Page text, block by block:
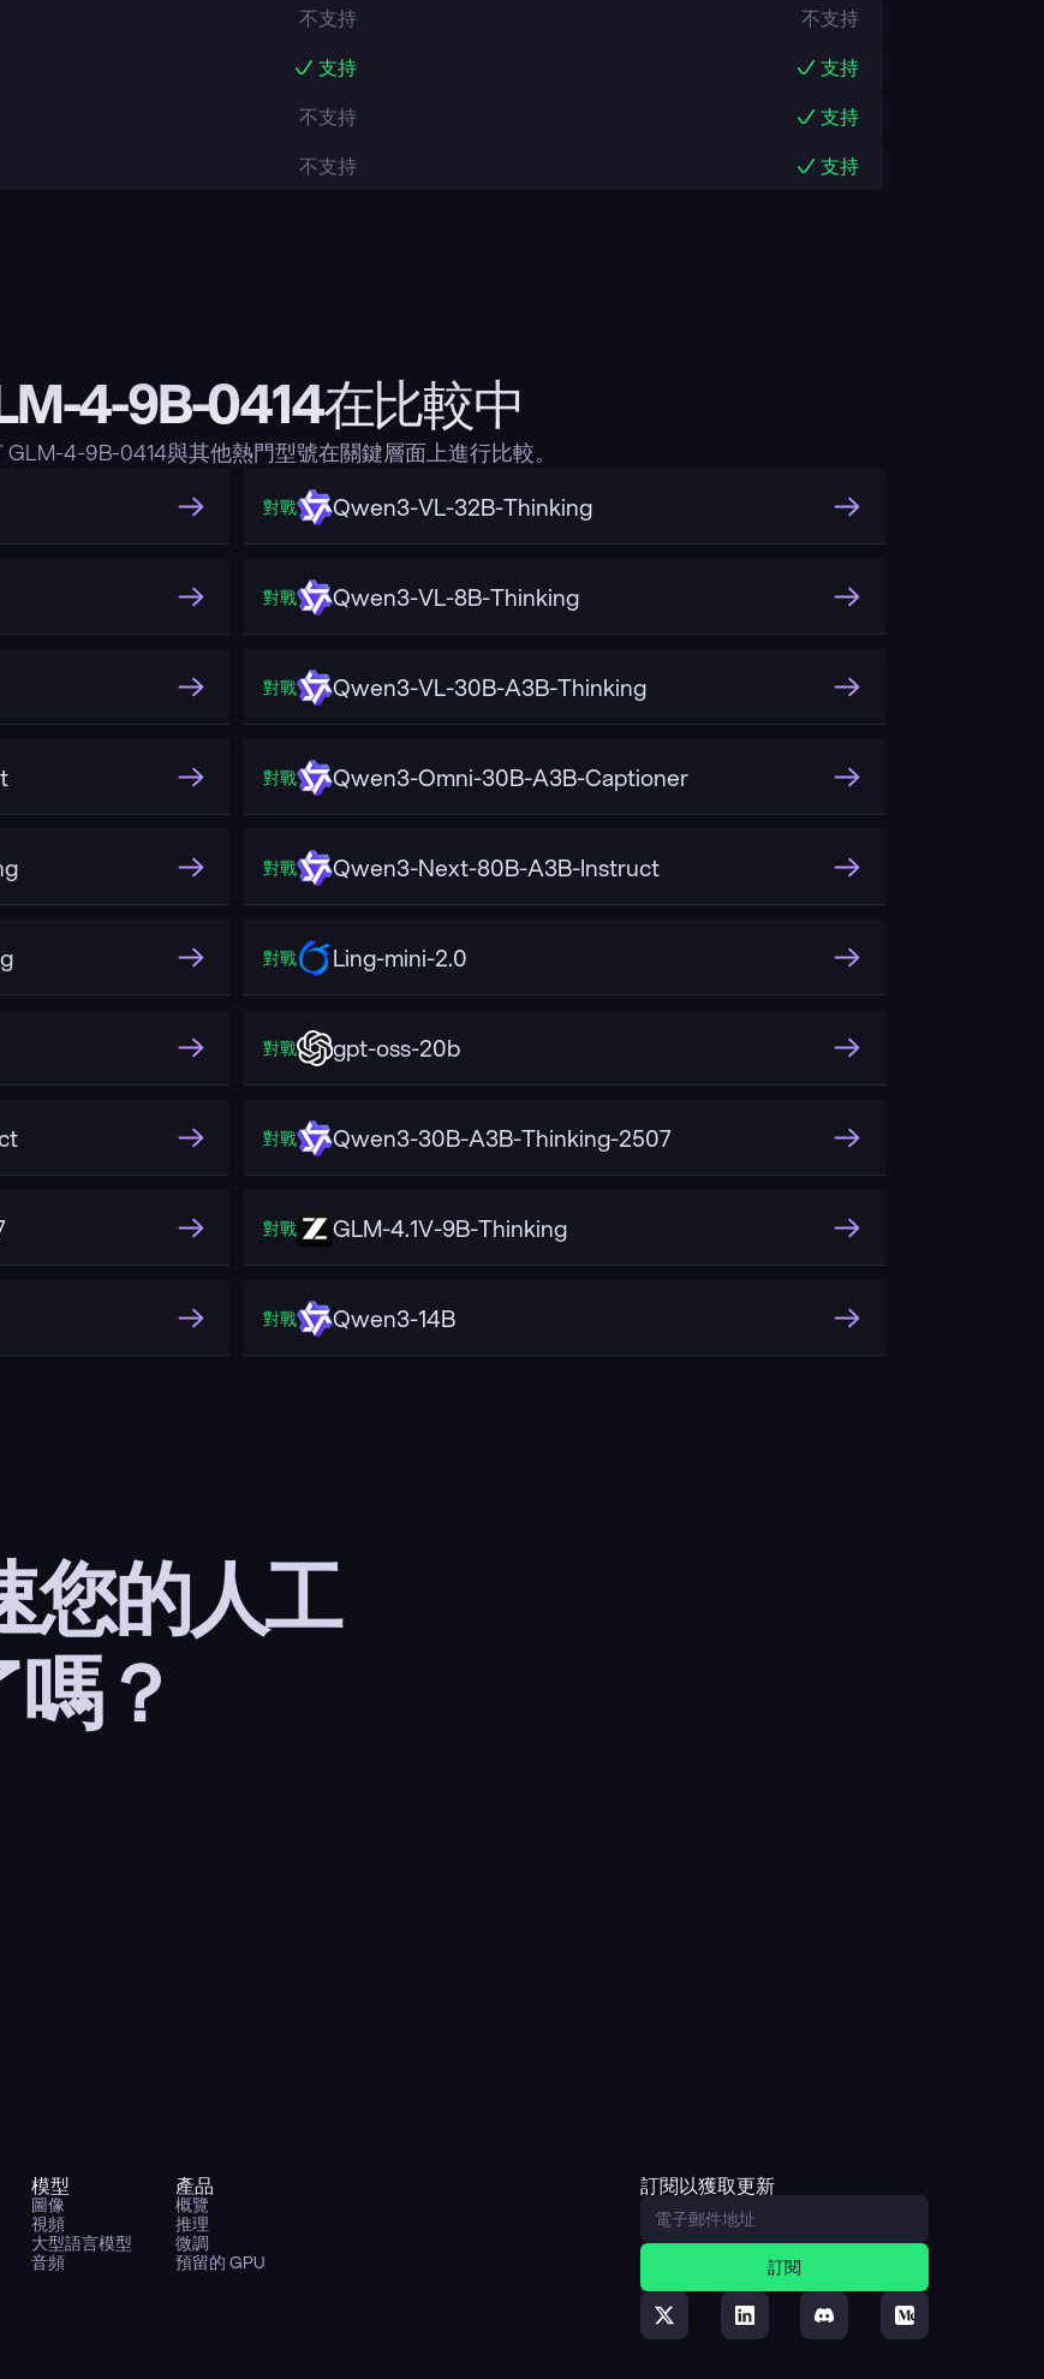
不支持
不支持
支持
支持
不支持
支持
不支持 支持
4-9B-0414在比較中
GLM-4-9B-0414與其他熱門型號在關鍵層面上進行比較。
對戰 Qwen3-VL-32B-Thinking
對戰 Qwen3-VL-8B-Thinking
對戰 Qwen3-VL-30B-A3B-Thinking
對戰 Qwen3-Omni-30B-A3B-Captioner
對戰 Qwen3-Next-80B-A3B-Instruct
對戰 Ling-mini-2.0
對戰 gpt-oss-20b
對戰 Qwen3-30B-A3B-Thinking-2507
對戰 GLM-4.1V-9B-Thinking
對戰 Qwen3-14B
您的人工
？
模型
圖像
視頻
大型語言模型
音頻
產品
概覽
推理
微調
預留的 GPU
訂閱以獲取更新
訂閱